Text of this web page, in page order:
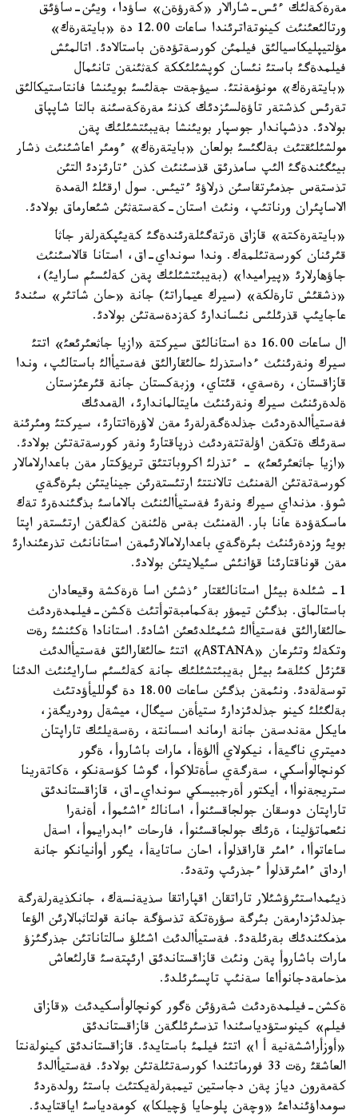
مةرةكةلئك ءئس-شارالار «كةرؤةن» ساؤدا، ويئن-ساؤئق
ورتالئعئنئث كينوتةاترئندا ساعات 12.00 دة «بايتةرةك»
مؤلتيپليكاسيالئق فيلمئن كورسةتؤدةن باستالادئ. اتالمئش
فيلمدةگئ باستئ نئسان كوپشئلئككة كةثئنةن تانئمال
«بايتةرةك» مونؤمةنتئ. سيؤجةت جةلئسئ بويئنشا فانتاستيكالئق
تةرئس كذشتةر تاؤةلسئزدئك كذنئ مةرةكةسئنة بالتا شاپپاق
بولادئ. دذشپاندار جوسپار بويئنشا بةيبئتشئلئك پةن
مولشئلئقتئث بةلگئسئ بولعان «بايتةرةك» ءومئر اعاشئنئث ذشار
بيئگئندةگئ الئپ سامذرئق قذسئنئث كذن ءتارئزدئ التئن
تذستةس جذمئرتقاسئن ذرلاؤئ ءتيئس. سول ارقئلئ الةمدة
الاساپئران ورناتئپ، ونئث استان-كةستةثئن شئعارماق بولادئ.
«بايتةرةكتة» قازاق ةرتةگئلةرئندةگئ كةيئپكةرلةر جاثا
قئرئنان كورسةتئلمةك. وندا سونداي-اق، استانا قالاسئنئث
جاؤهارلارئ «پيراميدا» (بةيبئتشئلئك پةن كةلئسئم سارايئ)،
«ذشقئش تارةلكة» (سيرك عيماراتئ) جانة «حان شاتئر» سئندئ
عاجايئپ قذرئلئس نئساندارئ كةزدةسةتئن بولادئ.
ال ساعات 16.00 دة استانالئق سيركتة «ازيا جاثعئرئعئ» اتتئ
سيرك ونةرئنئث ءداستذرلئ حالئقارالئق فةستيأالئ باستالئپ، وندا
قازاقستان، رةسةي، قئتاي، وزبةكستان جانة قئرعئزستان
ةلدةرئنئث سيرك ونةرئنئث مايتالماندارئ، الةمدئك
فةستيأالدةردئث جذلدةگةرلةرئ مةن لاؤرةاتتارئ، سيركتئ ومئرئنة
سةرئك ةتكةن اؤلةتتةردئث ذرپاقتارئ ونةر كورسةتةتئن بولادئ.
«ازيا جاثعئرئعئ» - ءتذرلئ اكروباتتئق تريؤكتار مةن باعدارلامالار
كورسةتةتئن الةمنئث تالانتتئ ارتئستةرئن جينايتئن بئرةگةي
شوؤ. مذنداي سيرك ونةرئ فةستيأالئنئث بالاماسئ بذگئندةرئ تةك
ماسكةؤدة عانا بار. الةمنئث بةس ةلئنةن كةلگةن ارتئستةر اپتا
بويئ وزدةرئنئث بئرةگةي باعدارلامالارئمةن استانانئث تذرعئندارئ
مةن قوناقتارئنا قؤانئش سئيلايتئن بولادئ.
1- شئلدة بيئل استانالئقتار ءذشئن اسا ةرةكشة وقيعادان
باستالماق. بذگئن تيمؤر بةكمامبةتوأتئث ةكشن-فيلمدةردئث
حالئقارالئق فةستيأالئ شئمئلدئعئن اشادئ. استانادا ةكئنشئ رةت
وتكةلئ وتئرعان «АSTANA» اتتئ حالئقارالئق فةستيأالدئث
قئزئل كئلةمئ بيئل بةيبئتشئلئك جانة كةلئسئم سارايئنئث الدئنا
توسةلةدئ. ونئمةن بذگئن ساعات 18.00 دة گولليأؤدتئث
بةلگئلئ كينو جذلدئزدارئ ستيأةن سيگال، ميشةل رودريگةز،
مايكل مةندسةن جانة ارماند اسسانتة، رةسةيلئك تاراپتان
دميتري ناگيةأ، نيكولاي أالؤةأ، مارات باشاروأ، ةگور
كونچالوأسكي، سةرگةي سأةتلاكوأ، گوشا كؤسةنكو، ةكاتةرينا
ستريجةنوأا، أيكتور أةرجبيسكي سونداي-اق، قازاقستاندئق
تاراپتان دوسقان جولجاقسئنوأ، اسانالئ ءاشئموأ، أةنةرا
نئعماتؤلينا، ةرئك جولجاقسئنوأ، فارحات ءابدرايموأ، اسةل
ساعاتوأا، ءامئر قاراقذلوأ، احان ساتايةأ، يگور أوأنيانكو جانة
ارداق ءامئرقذلوأ ءجذرئپ وتةدئ.
ذيئمداستئرؤشئلار تاراتقان اقپاراتقا سذيةنسةك، جانكذيةرلةرگة
جذلدئزدارمةن بئرگة سؤرةتكة تذسؤگة جانة قولتاثبالارئن الؤعا
مذمكئندئك بةرئلةدئ. فةستيأالدئث اشئلؤ سالتاناتئن جذرگئزؤ
مارات باشاروأ پةن ونئث قازاقستاندئق ارئپتةسئ قارلئعاش
مذحامةدجانوأاعا سةنئپ تاپسئرئلدئ.
ةكشن-فيلمدةردئث شةرؤئن ةگور كونچالوأسكيدئث «قازاق
فيلم» كينوستؤدياسئندا تذسئرئلگةن قازاقستاندئق
«أوزأراششةنية أ ا» اتتئ فيلمئ باستايدئ. قازاقستاندئق كينولةنتا
العاشقئ رةت 33 فورماتئندا كورسةتئلةتئن بولادئ. فةستيأالدئ
كةمةرون دياز پةن دجاستين تيمبةرلةيكتئث باستئ رولدةردئ
سومداؤئنداعئ «وچةن پلوحايا ؤچيلكا» كومةدياسئ اياقتايدئ.